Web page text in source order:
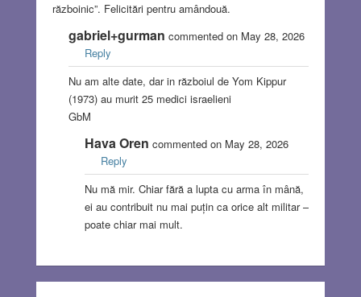
războinic”. Felicitări pentru amândouă.
gabriel+gurman commented on May 28, 2026
Reply
Nu am alte date, dar in războiul de Yom Kippur
(1973) au murit 25 medici israelieni
GbM
Hava Oren commented on May 28, 2026
Reply
Nu mă mir. Chiar fără a lupta cu arma în mână,
ei au contribuit nu mai puțin ca orice alt militar –
poate chiar mai mult.